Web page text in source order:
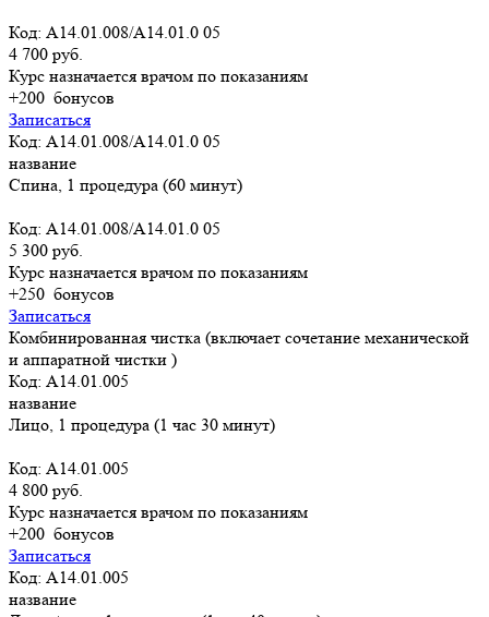
Код: A14.01.008/A14.01.0 05
4 700 руб.
Курс назначается врачом по показаниям
+200 бонусов
Записаться
Код: A14.01.008/A14.01.0 05
название
Спина, 1 процедура (60 минут)
Код: A14.01.008/A14.01.0 05
5 300 руб.
Курс назначается врачом по показаниям
+250 бонусов
Записаться
Комбинированная чистка (включает сочетание механической
и аппаратной чистки )
Код: A14.01.005
название
Лицо, 1 процедура (1 час 30 минут)
Код: A14.01.005
4 800 руб.
Курс назначается врачом по показаниям
+200 бонусов
Записаться
Код: A14.01.005
название